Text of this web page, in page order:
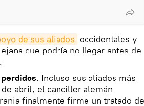
de sus aliados occidentales y
que podría no llegar antes de
. Incluso sus aliados más
abril, el canciller alemán
finalmente firme un tratado de